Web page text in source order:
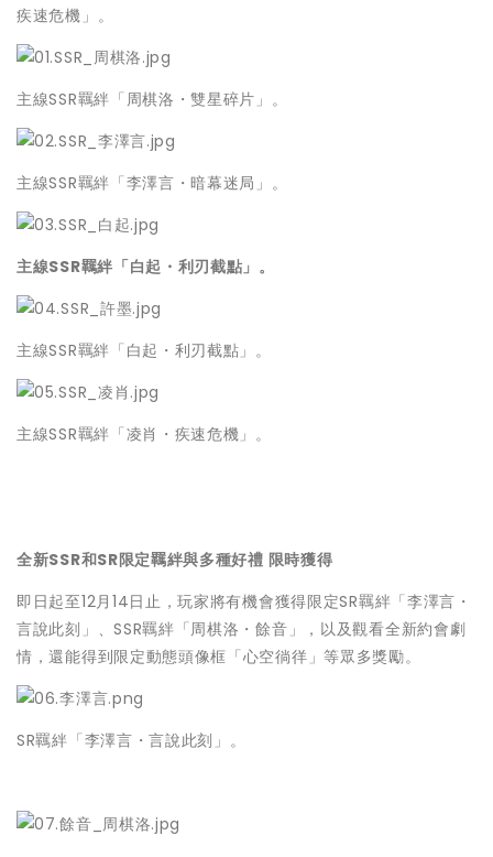
疾速危機」。
主線SSR羈絆「周棋洛・雙星碎片」。
主線SSR羈絆「李澤言・暗幕迷局」。
主線SSR羈絆「白起・利刃截點」。
主線SSR羈絆「白起・利刃截點」。
主線SSR羈絆「凌肖・疾速危機」。
全新SSR和SR限定羈絆與多種好禮 限時獲得
即日起至12月14日止，玩家將有機會獲得限定SR羈絆「李澤言・
言說此刻」、SSR羈絆「周棋洛・餘音」，以及觀看全新約會劇
情，還能得到限定動態頭像框「心空徜徉」等眾多獎勵。
SR羈絆「李澤言・言說此刻」。